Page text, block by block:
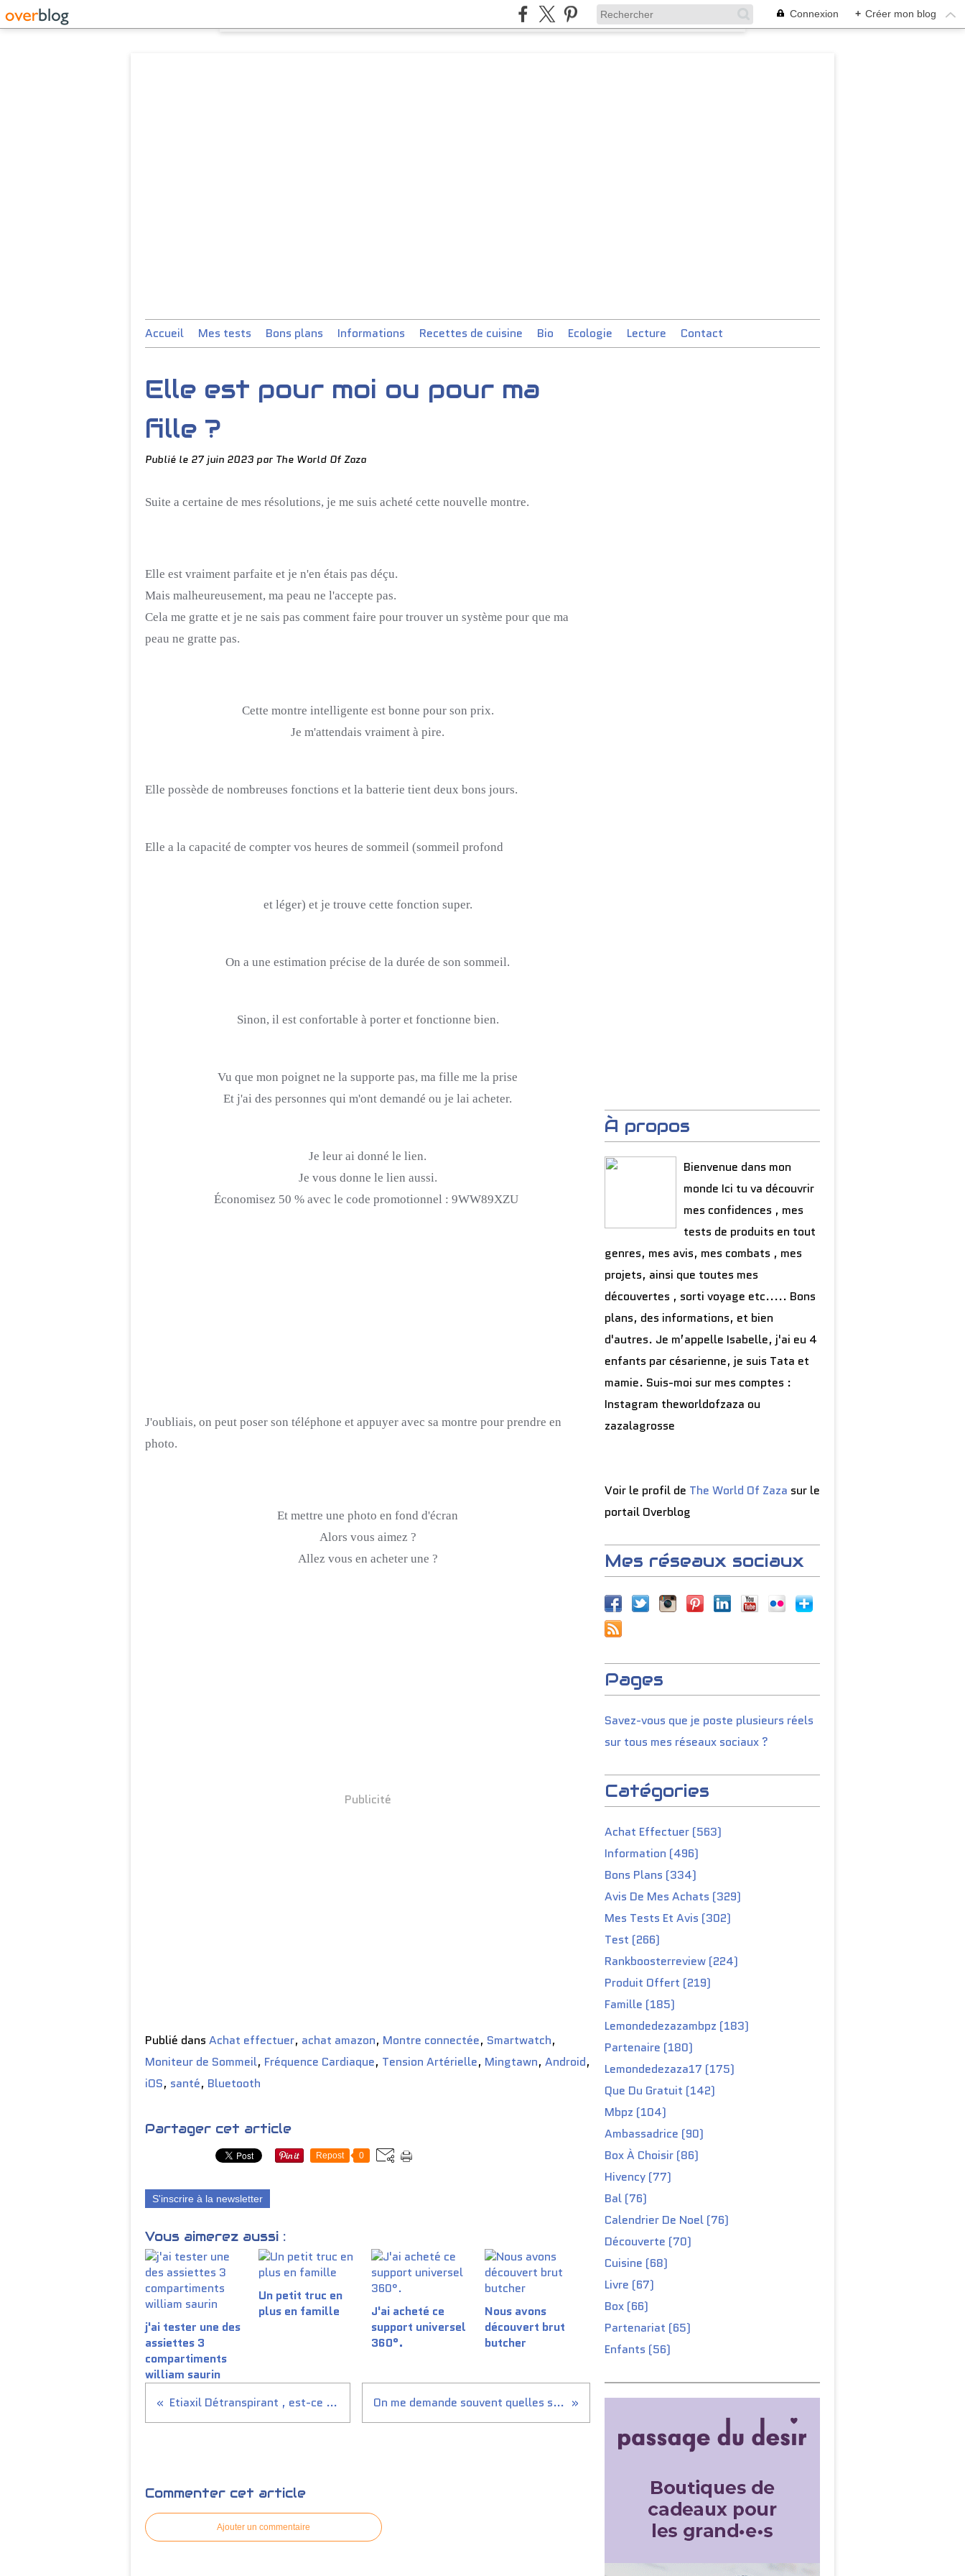
Connexion + Créer mon blog
Accueil Mes tests Bons plans Informations Recettes de cuisine Bio Ecologie Lecture Contact
Elle est pour moi ou pour ma
fille ?
Publié le 27 juin 2023 par The World Of Zaza
Suite a certaine de mes résolutions, je me suis acheté cette nouvelle montre.
Elle est vraiment parfaite et je n'en étais pas déçu.
Mais malheureusement, ma peau ne l'accepte pas.
Cela me gratte et je ne sais pas comment faire pour trouver un système pour que ma
peau ne gratte pas.
Cette montre intelligente est bonne pour son prix.
Je m'attendais vraiment à pire.
Elle possède de nombreuses fonctions et la batterie tient deux bons jours.
Elle a la capacité de compter vos heures de sommeil (sommeil profond
et léger) et je trouve cette fonction super.
On a une estimation précise de la durée de son sommeil.
Sinon, il est confortable à porter et fonctionne bien.
Vu que mon poignet ne la supporte pas, ma fille me la prise
Et j'ai des personnes qui m'ont demandé ou je lai acheter.
Je leur ai donné le lien.
Je vous donne le lien aussi.
Économisez 50 % avec le code promotionnel : 9WW89XZU
J'oubliais, on peut poser son téléphone et appuyer avec sa montre pour prendre en
photo.
Et mettre une photo en fond d'écran
Alors vous aimez ?
Allez vous en acheter une ?
Publicité
Publié dans Achat effectuer, achat amazon, Montre connectée, Smartwatch,
Moniteur de Sommeil, Fréquence Cardiaque, Tension Artérielle, Mingtawn, Android,
iOS, santé, Bluetooth
Partager cet article
Repost 0
S'inscrire à la newsletter
Vous aimerez aussi :
j'ai tester une des
assiettes 3
compartiments
william saurin
Un petit truc en
plus en famille
J'ai acheté ce
support universel
360°.
Nous avons
découvert brut
butcher
Etiaxil Détranspirant , est-ce vraiment efficace ? On me demande souvent quelles sont mes applications.
Commenter cet article
Ajouter un commentaire
À propos
Bienvenue dans mon
monde Ici tu va découvrir
mes confidences , mes
tests de produits en tout
genres, mes avis, mes combats , mes
projets, ainsi que toutes mes
découvertes , sorti voyage etc..... Bons
plans, des informations, et bien
d'autres. Je m’appelle Isabelle, j'ai eu 4
enfants par césarienne, je suis Tata et
mamie. Suis-moi sur mes comptes :
Instagram theworldofzaza ou
zazalagrosse
Voir le profil de The World Of Zaza sur le
portail Overblog
Mes réseaux sociaux
Pages
Savez-vous que je poste plusieurs réels
sur tous mes réseaux sociaux ?
Catégories
Achat Effectuer (563)
Information (496)
Bons Plans (334)
Avis De Mes Achats (329)
Mes Tests Et Avis (302)
Test (266)
Rankboosterreview (224)
Produit Offert (219)
Famille (185)
Lemondedezazambpz (183)
Partenaire (180)
Lemondedezaza17 (175)
Que Du Gratuit (142)
Mbpz (104)
Ambassadrice (90)
Box À Choisir (86)
Hivency (77)
Bal (76)
Calendrier De Noel (76)
Découverte (70)
Cuisine (68)
Livre (67)
Box (66)
Partenariat (65)
Enfants (56)